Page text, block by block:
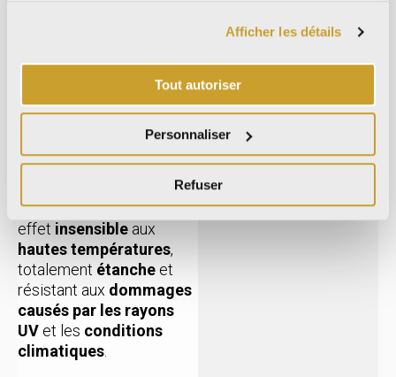
Afficher les détails
Tout autoriser
Personnaliser
Refuser
idéal pour de nouveaux
projets nécessitant une
hygiène impeccable, une
résistance
exceptionnelles.
Legrès cérameest en
effet insensible aux
hautes températures,
totalement étancheet
résistant aux dommages
causés par les rayons
UV et les conditions
climatiques.